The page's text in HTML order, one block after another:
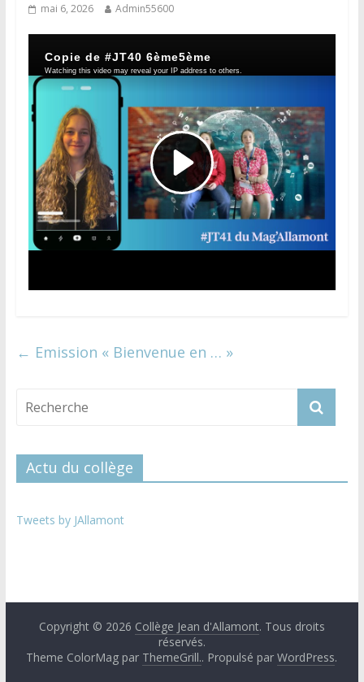
mai 6, 2026 Admin55600
← Emission « Bienvenue en … »
Actu du collège
Tweets by JAllamont
Copyright © 2026 Collège Jean d'Allamont. Tous droits
réservés.
Theme ColorMag par ThemeGrill.. Propulsé parWordPress.